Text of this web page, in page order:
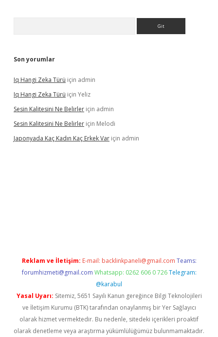
Son yorumlar
Iq Hangi Zeka Türü için admin
Iq Hangi Zeka Türü için Yeliz
Sesin Kalitesini Ne Belirler için admin
Sesin Kalitesini Ne Belirler için Melodi
Japonyada Kaç Kadın Kaç Erkek Var için admin
Reklam ve İletişim: E-mail: backlinkpaneli@gmail.com Teams:
forumhizmeti@gmail.com Whatsapp: 0262 606 0 726 Telegram:
@karabul
Yasal Uyarı: Sitemiz, 5651 Sayılı Kanun gereğince Bilgi Teknolojileri
ve İletişim Kurumu (BTK) tarafından onaylanmış bir Yer Sağlayıcı
olarak hizmet vermektedir. Bu nedenle, sitedeki içerikleri proaktif
olarak denetleme veya araştırma yükümlülüğümüz bulunmamaktadır.